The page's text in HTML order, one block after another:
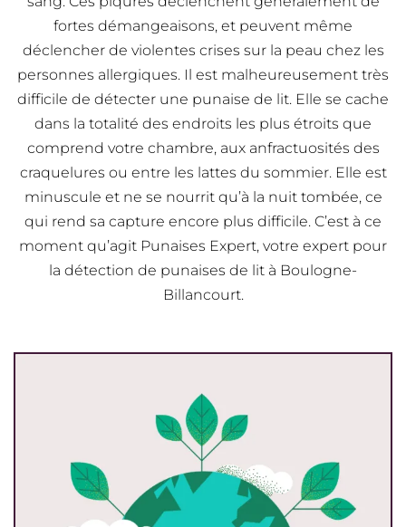
fortes démangeaisons, et peuvent même
déclencher de violentes crises sur la peau chez les
personnes allergiques. Il est malheureusement très
difficile de détecter une punaise de lit. Elle se cache
dans la totalité des endroits les plus étroits que
comprend votre chambre, aux anfractuosités des
craquelures ou entre les lattes du sommier. Elle est
minuscule et ne se nourrit qu’à la nuit tombée, ce
qui rend sa capture encore plus difficile. C’est à ce
moment qu’agit Punaises Expert, votre expert pour
la détection de punaises de lit à Boulogne-
Billancourt.